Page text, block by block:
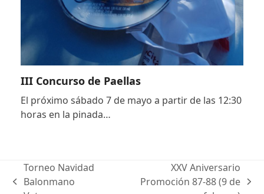
III Concurso de Paellas
El próximo sábado 7 de mayo a partir de las 12:30
horas en la pinada…
previous
Torneo Navidad
Balonmano
next
XXV Aniversario
Promoción 87-88 (9 de